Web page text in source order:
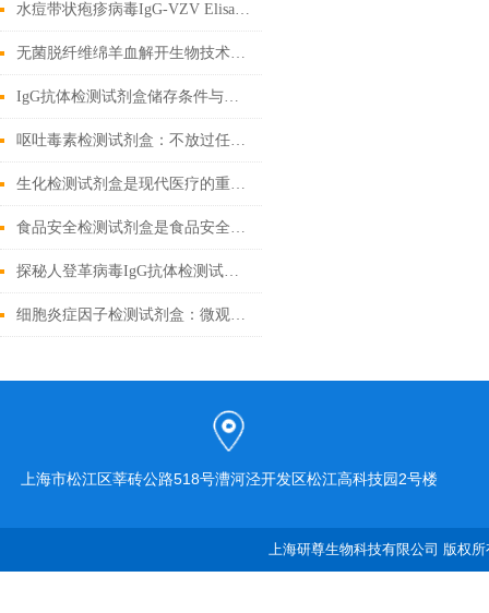
水痘带状疱疹病毒IgG-VZV Elisa检测试剂盒应用全解析
无菌脱纤维绵羊血解开生物技术的奇迹
IgG抗体检测试剂盒储存条件与有效期管理
呕吐毒素检测试剂盒：不放过任何微量毒素隐患
生化检测试剂盒是现代医疗的重要工具
食品安全检测试剂盒是食品安全领域的重要工具
探秘人登革病毒IgG抗体检测试剂盒：科学守护健康防线
细胞炎症因子检测试剂盒：微观战场里的“情报解码器”
上海市松江区莘砖公路518号漕河泾开发区松江高科技园2号楼
上海研尊生物科技有限公司 版权